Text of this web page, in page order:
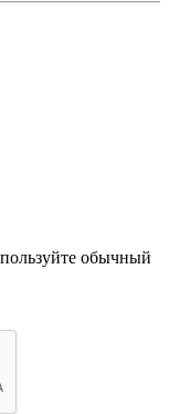
обычный